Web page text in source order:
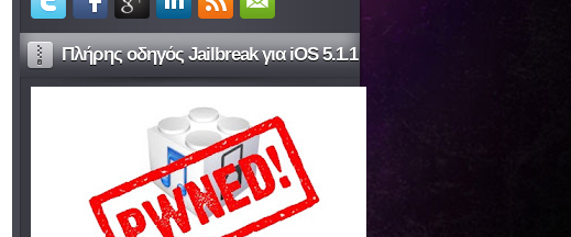
Πλήρης οδηγός Jailbreak για iOS 5.1.1